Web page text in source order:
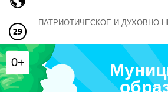
ПАТРИОТИЧЕСКОЕ И ДУХОВНО-
0+